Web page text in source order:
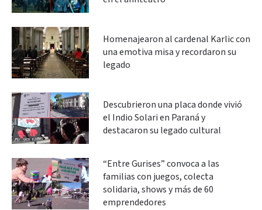
Homenajearon al cardenal Karlic con
una emotiva misa y recordaron su
legado
Descubrieron una placa donde vivió
el Indio Solari en Paraná y
destacaron su legado cultural
“Entre Gurises” convoca a las
familias con juegos, colecta
solidaria, shows y más de 60
emprendedores